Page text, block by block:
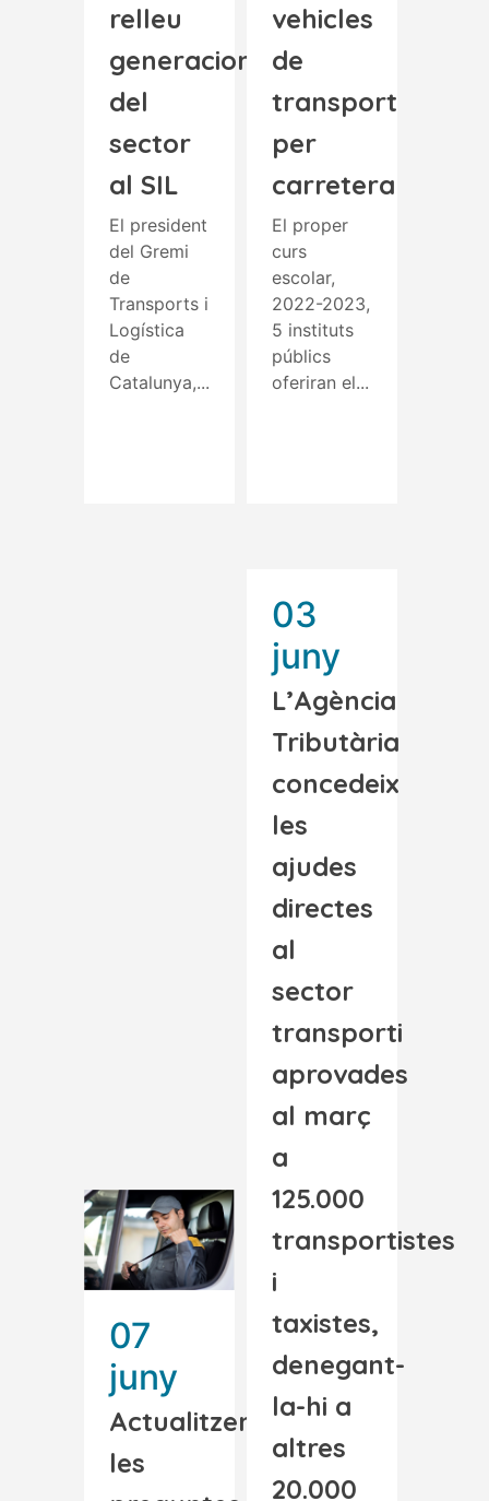
relleu
generacional
del
sector
al SIL
El president
del Gremi
de
Transports i
Logística
de
Catalunya,...
vehicles
de
transport
per
carretera
El proper
curs
escolar,
2022-2023,
5 instituts
públics
oferiran el...
07
juny
Actualitzen
les
03
juny
L’Agència
Tributària
concedeix
les
ajudes
directes
al
sector
transporti
aprovades
al març
a
125.000
transportistes
i
taxistes,
denegant-
la-hi a
altres
20.000